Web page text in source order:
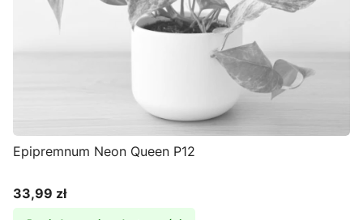
Epipremnum Neon Queen P12
Cena
33,99 zł